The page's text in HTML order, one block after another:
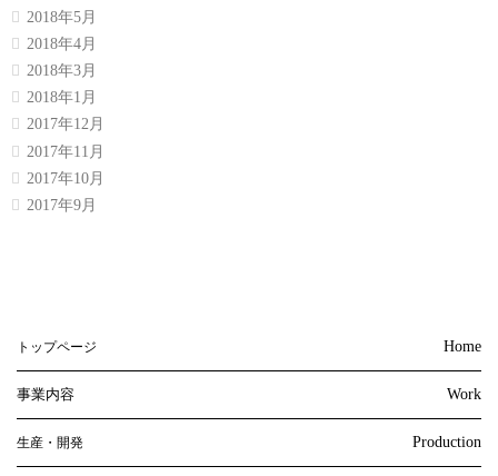
2018年5月
2018年4月
2018年3月
2018年1月
2017年12月
2017年11月
2017年10月
2017年9月
トップページ Home
事業内容 Work
生産・開発 Production